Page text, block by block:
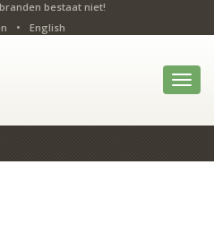
bestaat niet!
• English